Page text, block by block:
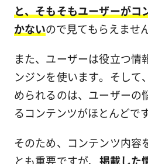
と、そもそもユーザーがコ
かないので見てもらえません
また、ユーザーは役立つ情
ンジンを使います。そして
められるのは、ユーザーの
るコンテンツがほとんどです
そのため、コンテンツ内容
とも重要ですが、 掲載した